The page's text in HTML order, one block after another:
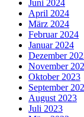
Juni 2024
April 2024
März 2024
Februar 2024
Januar 2024
Dezember
November
Oktober 2023
September
August 2023
Juli 2023